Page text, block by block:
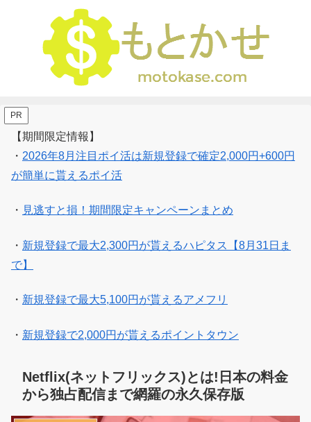
PR
【期間限定情報】
・ 2026年8月注目ポイ活は新規登録で確定2,000円+600円
が簡単に貰えるポイ活
・ 見逃すと損！期間限定キャンペーンまとめ
・ 新規登録で最大2,300円が貰えるハピタス【8月31日ま
で】
・ 新規登録で最大5,100円が貰えるアメフリ
・ 新規登録で2,000円が貰えるポイントタウン
Netflix(ネットフリックス)とは!日本の料金
から独占配信まで網羅の永久保存版